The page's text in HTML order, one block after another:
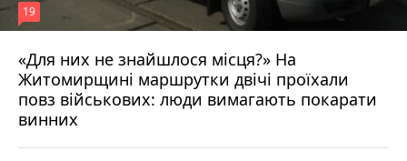
«Для них не знайшлося місця?» На
Житомирщині маршрутки двічі проїхали
повз військових: люди вимагають покарати
винних
19
17 липня 2026 р.